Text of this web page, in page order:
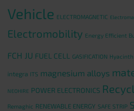
Vehicle ELECTROMAGNETIC
Electromobility Energy Efficient
FCH JU FUEL CELL GASIFICATION Hyacinth
integra ITS magnesium alloys
NEOHIRE POWER ELECTRONICS
Remaghic RENEWABLE ENERGY SAFE STRIP